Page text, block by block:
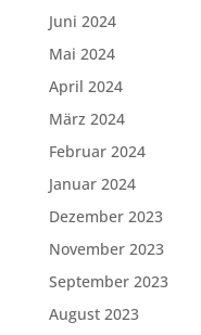
Juni 2024
Mai 2024
April 2024
März 2024
Februar 2024
Januar 2024
Dezember 2023
November 2023
September 2023
August 2023